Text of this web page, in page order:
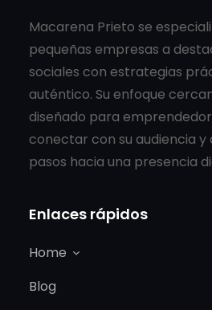
Macarena Prieto se
pequeñas empresas a
sociales con estrategias
auténtico. Su enfoque
diseñado para
conectar con su audiencia y
pasos hacia una presencia
Enlaces rápidos
Home
Blog